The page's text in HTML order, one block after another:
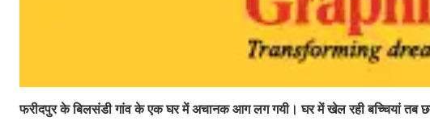
फरीदपुर के बिलसंडी गांव के एक घर में अचानक आग लग गयी। घर में खेल रही बच्चियां